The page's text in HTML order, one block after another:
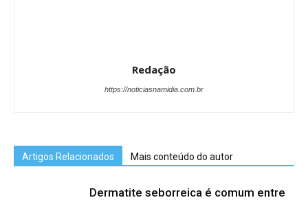
Redação
https://noticiasnamidia.com.br
Artigos Relacionados Mais conteúdo do autor
Dermatite seborreica é comum entre